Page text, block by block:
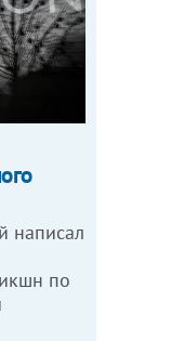
написал
по